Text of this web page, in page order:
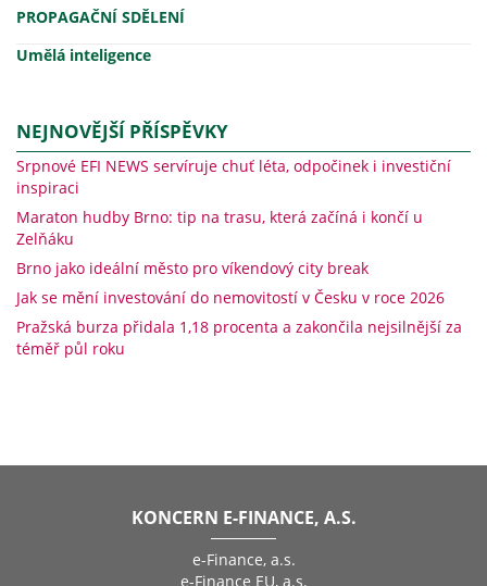
PROPAGAČNÍ SDĚLENÍ
Umělá inteligence
NEJNOVĚJŠÍ PŘÍSPĚVKY
Srpnové EFI NEWS servíruje chuť léta, odpočinek i investiční
inspiraci
Maraton hudby Brno: tip na trasu, která začíná i končí u
Zelňáku
Brno jako ideální město pro víkendový city break
Jak se mění investování do nemovitostí v Česku v roce 2026
Pražská burza přidala 1,18 procenta a zakončila nejsilnější za
téměř půl roku
KONCERN E-FINANCE, A.S.
e-Finance, a.s.
e-Finance EU, a.s.